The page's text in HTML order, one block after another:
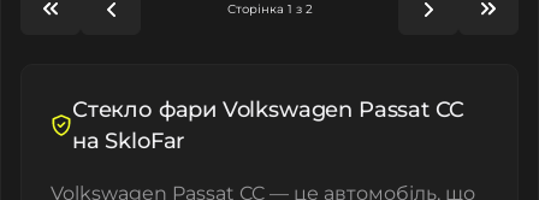
Сторінка 1 з 2
Стекло фари Volkswagen Passat CC
на SkloFar
Volkswagen Passat CC — це автомобіль, що